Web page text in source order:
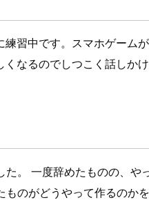
習中です。スマホゲーム
なるのでしつこく話しか
。 一度辞めたものの、
のがどうやって作るのか